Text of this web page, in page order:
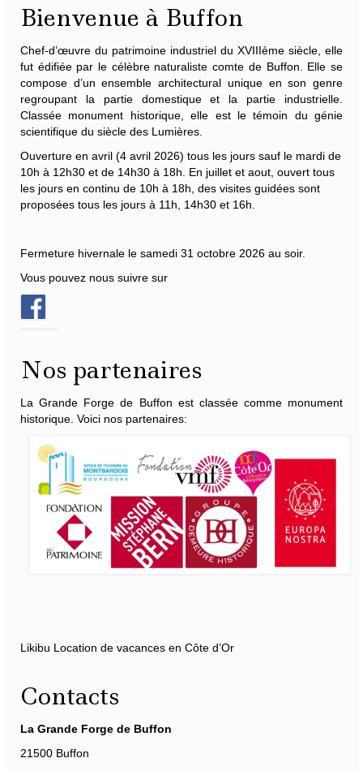
Bienvenue à Buffon
Chef-d’œuvre du patrimoine industriel du XVIIIème siècle, elle
fut édifiée par le célèbre naturalistecomte de Buffon . Elle se
compose d’un ensemble architectural unique en son genre
regroupant la partie domestique et la partie industrielle.
Classée monument historique, elle est le témoin du génie
scientifique du siècle des Lumières.
Ouverture en avril (4 avril 2026) tous les jours sauf le mardi de
10h à 12h30 et de 14h30 à 18h. En juillet et aout, ouvert tous
les jours en continu de 10h à 18h, des visites guidées sont
proposées tous les jours à 11h, 14h30 et 16h.
Fermeture hivernale le samedi 31 octobre 2026 au soir.
Vous pouvez nous suivre sur
Nos partenaires
La Grande Forge de Buffon est classée comme monument
historique. Voici nos partenaires:
Likibu Location de vacances en Côte d’Or
Contacts
La Grande Forge de Buffon
21500 Buffon